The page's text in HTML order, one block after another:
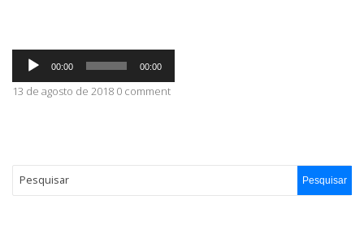
CONTATO
Tocador
áudio
00:00 00:00
13 de agosto de 2018 0 comment